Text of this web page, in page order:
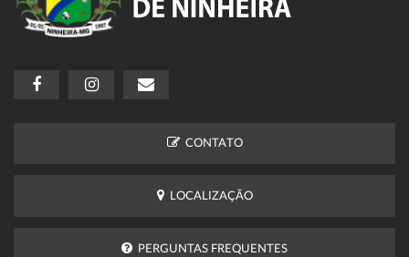
CONTATO
LOCALIZAÇÃO
PERGUNTAS FREQUENTES